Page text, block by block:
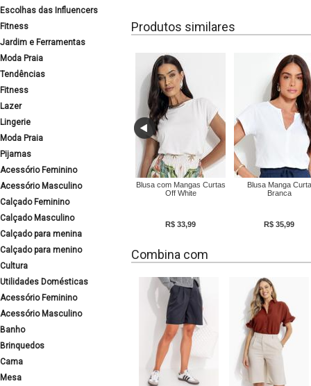
Escolhas das Influencers
Fitness
Jardim e Ferramentas
Moda Praia
Tendências
Fitness
Lazer
Lingerie
Moda Praia
Pijamas
Acessório Feminino
Acessório Masculino
Calçado Feminino
Calçado Masculino
Calçado para menina
Calçado para menino
Cultura
Utilidades Domésticas
Acessório Feminino
Acessório Masculino
Banho
Brinquedos
Cama
Mesa
Produtos similares
Blusa com Mangas Curtas
Off White
R$ 33,99
Blusa Manga Curta
Branca
R$ 35,99
Combina com